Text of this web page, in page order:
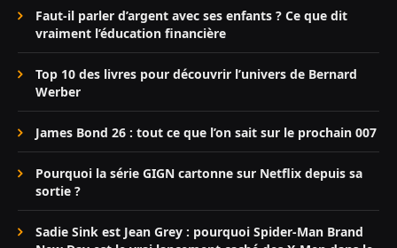
Faut-il parler d’argent avec ses enfants ? Ce que dit
vraiment l’éducation financière
Top 10 des livres pour découvrir l’univers de Bernard
Werber
James Bond 26 : tout ce que l’on sait sur le prochain 007
Pourquoi la série GIGN cartonne sur Netflix depuis sa
sortie ?
Sadie Sink est Jean Grey : pourquoi Spider-Man Brand